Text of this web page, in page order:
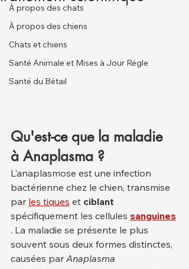
À propos des chats
À propos des chiens
Chats et chiens
Santé Animale et Mises à Jour Régle
Santé du Bétail
Qu'est-ce que la maladie
à Anaplasma ?
L'anaplasmose est une infection
bactérienne chez le chien, transmise
par les tiques et ciblant
spécifiquement les cellules sanguines
. La maladie se présente le plus
souvent sous deux formes distinctes,
causées par Anaplasma